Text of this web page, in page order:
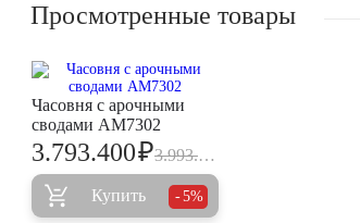
Просмотренные товары
Часовня с арочными
сводами AM7302
3.993.000
3.793.400₽
Купить 5%